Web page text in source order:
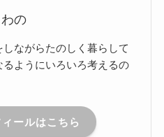
の
ながらたのしく暮らして
ようにいろいろ考えるの
ールはこちら